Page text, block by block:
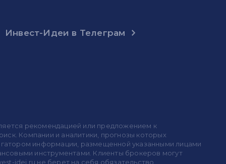
Инвест-Идеи в Телеграм
рекомендацией или предложением к
Компании и аналитики, прогнозы которых
информации, размещенной указанными лицами
инструментами. Клиенты брокеров могут
idei.ru не берет на себя обязательство